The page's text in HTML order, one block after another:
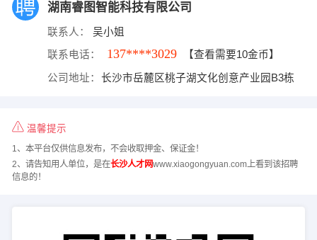
湖南睿图智能科技有限公司
联系人： 吴小姐
联系电话： 137****3029 【查看需要10金币】
公司地址： 长沙市岳麓区桃子湖文化创意产业园B3栋
温馨提示
1、本平台仅供信息发布，不会收取押金、保证金！
2、请告知用人单位，是在长沙人才网www.xiaogongyuan.com上看到该招聘
信息的！